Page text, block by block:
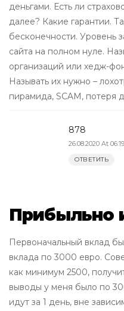
деньгами. Есть ли
далее? Какие гарантии.
бесконечности. Уровень
сайта на полном нуле.
организаций или хедж-
Называть их нужно –
пирамида, SCAM, потеря
878
26.08.2020 At 06:19
ОТВЕТИТЬ
Прибыльно
Первоначальный вклад
вклада по 3000 евро.
как минимум 2500,
выводы у меня было по
идут за 1 день, вне